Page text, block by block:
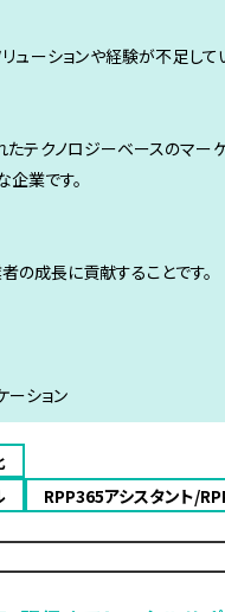
ューションや経験が不足し
テクノロジーベースのマー
業です。
の成長に貢献することです。
ーション
RPP365アシスタント/